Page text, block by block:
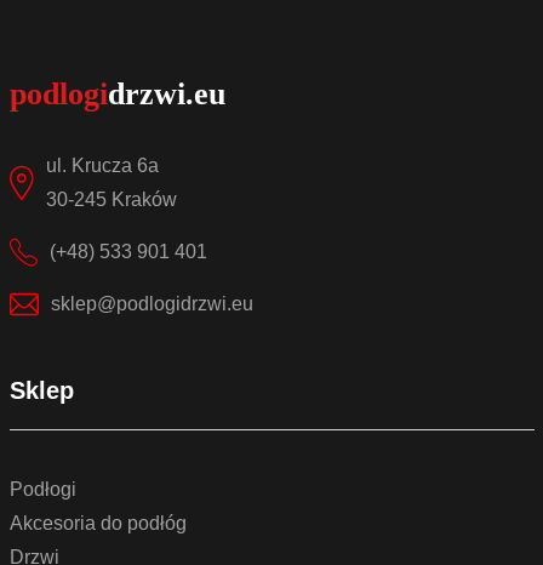
ul. Krucza 6a
30-245 Kraków
(+48) 533 901 401
sklep@podlogidrzwi.eu
Sklep
Podłogi
Akcesoria do podłóg
Drzwi